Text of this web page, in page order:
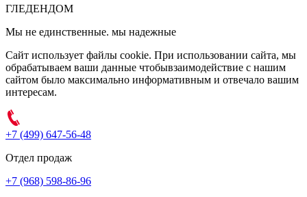
ГЛЕДЕНДОМ
Мы не единственные. мы надежные
Сайт использует файлы cookie. При использовании сайта, мы
обрабатываем ваши данные чтобывзаимодействие с нашим
сайтом было максимально информативным и отвечало вашим
интересам.
+7 (499) 647-56-48
Отдел продаж
+7 (968) 598-86-96